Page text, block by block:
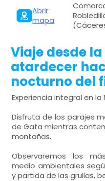
Abrir
mapa
Viaje desde
atardecer
nocturno del
Experiencia integral en
Disfruta de los parajes
de Gata mientras
montañas.
Observaremos los
medio ambientales
y partida de las grullas,